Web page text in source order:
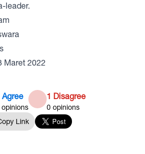
leader.
Maret 2022
Agree
opinions
1 Disagree
0 opinions
Link